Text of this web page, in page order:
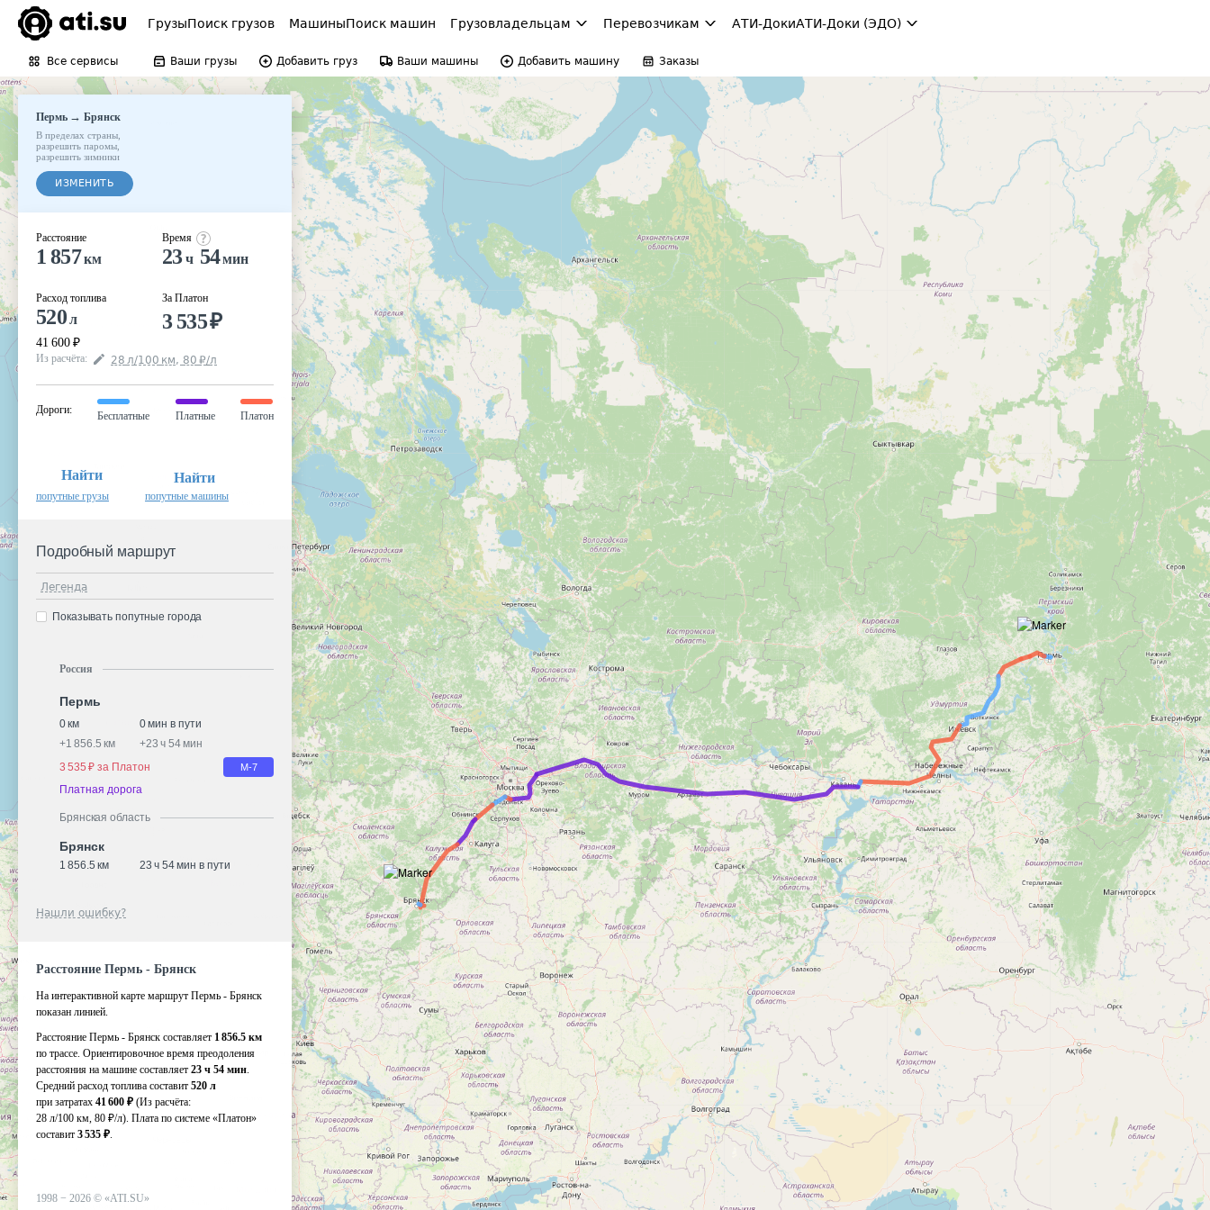
ГрузыПоиск грузов МашиныПоиск машин Грузовладельцам Перевозчикам АТИ-ДокиАТИ-Доки (ЭДО)
Все сервисы Ваши грузы Добавить груз Ваши машины Добавить машину Заказы
Пермь→Брянск
В пределах страны
разрешить паромы
разрешить зимники
ИЗМЕНИТЬ
Расстояние
1 857км
Расход топлива
520л
41 600 ₽
Время
23ч 54мин
За Платон
3 535₽
Из расчёта: 28 л/100 км, 80 ₽/л
Дороги:
Бесплатные Платные Платон
Найти
попутные грузы
Найти
попутные машины
Подробный маршрут
Легенда
Показывать попутные города
Россия
Пермь
0 км
0 мин в пути
+1 856.5 км +23 ч 54 мин
3 535 ₽ за Платон
М-7
Платная дорога
Брянская область
Брянск
1 856.5 км 23 ч 54 мин в пути
Нашли ошибку?
Расстояние Пермь - Брянск
На интерактивной карте маршрут Пермь - Брянск
показан линией.
Расстояние Пермь - Брянск составляет 1 856.5 км
по трассе. Ориентировочное время преодоления
расстояния на машине составляет 23 ч 54 мин.
Средний расход топлива составит 520 л
при затратах 41 600 ₽ (Из расчёта:
28 л/100 км, 80 ₽/л). Плата по системе «Платон»
составит 3 535 ₽.
1998 − 2026 © «ATI.SU»